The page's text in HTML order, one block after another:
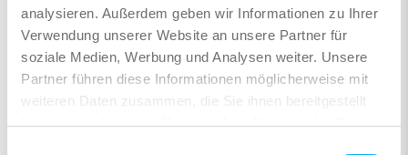
analysieren. Außerdem geben wir Informationen zu Ihrer
Verwendung unserer Website an unsere Partner für
soziale Medien, Werbung und Analysen weiter. Unsere
Partner führen diese Informationen möglicherweise mit
weiteren Daten zusammen, die Sie ihnen bereitgestellt
haben oder die sie im Rahmen Ihrer Nutzung der Dienste